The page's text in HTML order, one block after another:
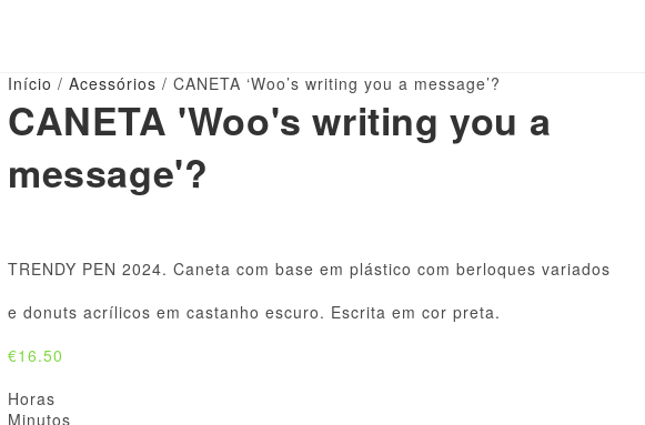
Início / Acessórios / CANETA ‘Woo’s writing you a message’?
CANETA 'Woo's writing you a
message'?
TRENDY PEN 2024. Caneta com base em plástico com berloques variados
e donuts acrílicos em castanho escuro. Escrita em cor preta.
€16.50
Horas
Minutos